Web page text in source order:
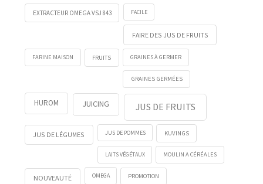
EXTRACTEUR OMEGA VSJ 843 FACILE
FAIRE DES JUS DE FRUITS
FARINE MAISON FRUITS GRAINES À GERMER
GRAINES GERMÉES
HUROM JUICING JUS DE FRUITS
JUS DE LÉGUMES JUS DE POMMES KUVINGS
LAITS VÉGÉTAUX MOULIN A CÉRÉALES
NOUVEAUTÉ OMEGA PROMOTION